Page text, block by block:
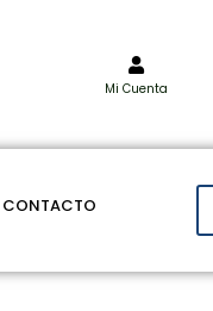
Mi Cuenta
CONTACTO